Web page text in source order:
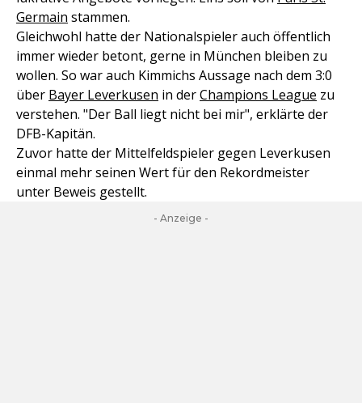
Germain stammen.
Gleichwohl hatte der Nationalspieler auch öffentlich
immer wieder betont, gerne in München bleiben zu
wollen. So war auch Kimmichs Aussage nach dem 3:0
über Bayer Leverkusen in derChampions League zu
verstehen. "Der Ball liegt nicht bei mir", erklärte der
DFB-Kapitän.
Zuvor hatte der Mittelfeldspieler gegen Leverkusen
einmal mehr seinen Wert für den Rekordmeister
unter Beweis gestellt.
- Anzeige -